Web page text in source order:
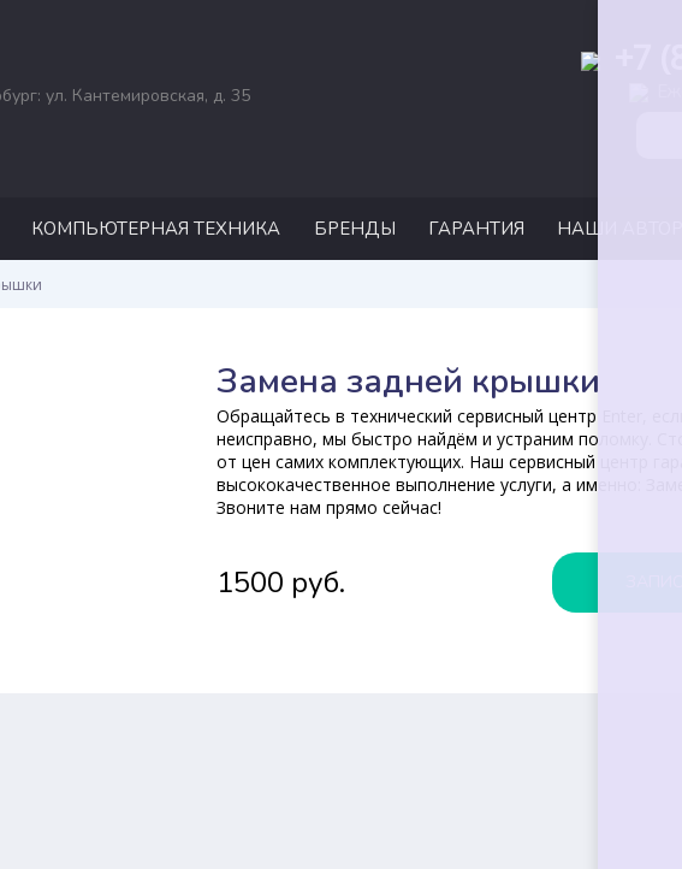
ул. Кантемировская, д. 35
КОМПЬЮТЕРНАЯ ТЕХНИКА БРЕНДЫ
HP
MSI
APPLE
SAMSUNG
ГАРАНТИЯ НАШИ
Замена задней крышки
Обращайтесь в технический сервисный центр Enter,
неисправно, мы быстро найдём и устраним поломку.
от цен самих комплектующих. Наш сервисный центр
высококачественное выполнение услуги, а именно:
Звоните нам прямо сейчас!
1500 руб.